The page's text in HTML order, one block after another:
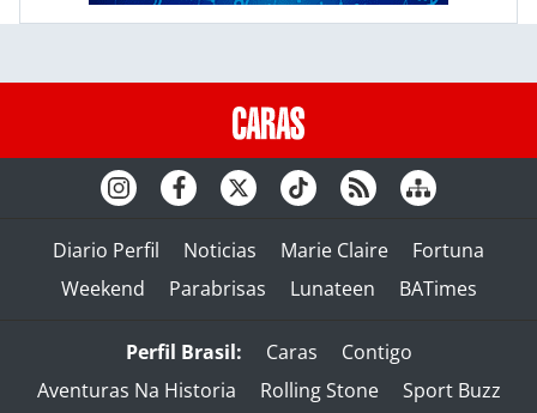
Diario Perfil Noticias Marie Claire
Fortuna
Weekend
Parabrisas Lunateen BATimes
Perfil Brasil: Caras
Contigo
Aventuras Na Historia
Rolling Stone
Sport Buzz